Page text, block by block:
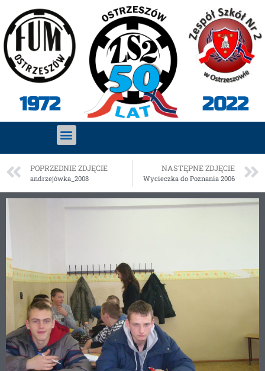
1972 2022
POPRZEDNIE ZDJĘCIE
andrzejówka_2008
NASTĘPNE ZDJĘCIE
Wycieczka do Poznania 2006